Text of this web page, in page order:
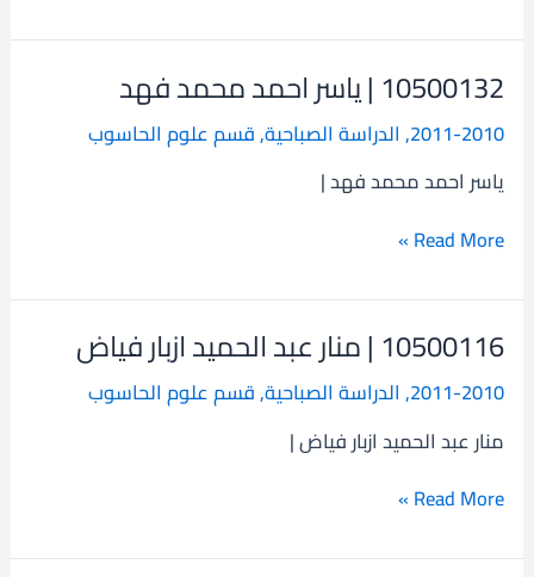
10500132 | ياسر احمد محمد فهد
2011-2010
, الدراسة الصباحية,قسم علوم الحاسوب
ياسر احمد محمد فهد |
10500132
ياسر
احمد
محمد
فهد
Read More »
10500116 | منار عبد الحميد ازبار فياض
2011-2010
, الدراسة الصباحية,قسم علوم الحاسوب
منار عبد الحميد ازبار فياض |
10500116
منار
عبد
الحميد
ازبار
فياض
Read More »